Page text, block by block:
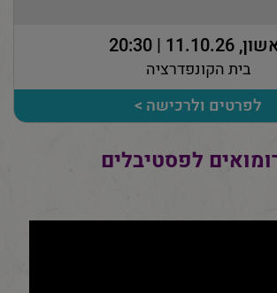
11.10.26 | 20:30
בית הקונפדרציה
לפרטים ולרכישה >
לפסטיבלים